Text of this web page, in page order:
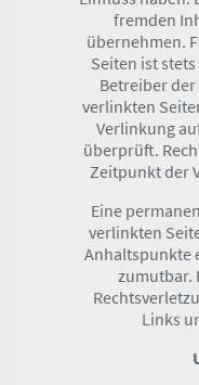
fremden
übernehmen.
Seiten ist
Betreiber
verlinkten
Verlinkung
überprüft.
Zeitpunkt der
Eine
verlinkten
Anhaltspunkte
zumutbar.
Links